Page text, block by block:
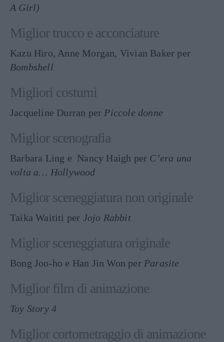
A Girl)
Miglior trucco e acconciature
Kazu Hiro, Anne Morgan, Vivian Baker per
Bombshell
Migliori costumi
Jacqueline Durran per Piccole donne
Miglior scenografia
Barbara Ling e Nancy Haigh per C’era una
volta a… Hollywood
Miglior sceneggiatura non originale
Taika Waititi per Jojo Rabbit
Miglior sceneggiatura originale
Bong Joo-ho e Han Jin Won per Parasite
Miglior film di animazione
Toy Story 4
Miglior cortometraggio di animazione